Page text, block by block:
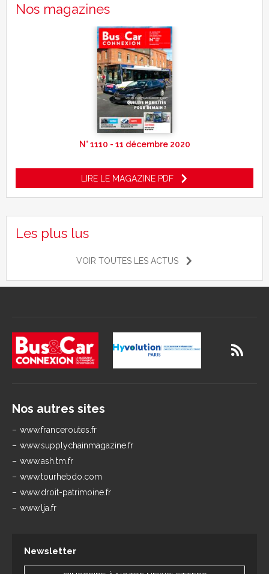
Nos magazines
N° 1110 - 11 décembre 2020
LIRE LE MAGAZINE PDF
Les plus lus
VOIR TOUTES LES ACTUS
Nos autres sites
www.franceroutes.fr
www.supplychainmagazine.fr
www.ash.tm.fr
www.tourhebdo.com
www.droit-patrimoine.fr
www.lja.fr
Newsletter